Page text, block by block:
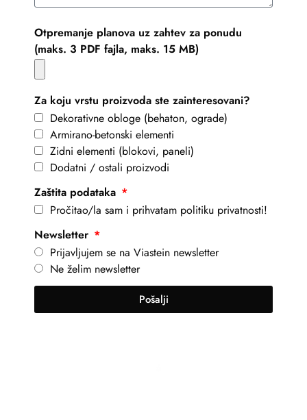
Otpremanje planova uz zahtev za ponudu
(maks. 3 PDF fajla, maks. 15 MB)
Za koju vrstu proizvoda ste zainteresovani?
Dekorativne obloge (behaton, ograde)
Armirano-betonski elementi
Zidni elementi (blokovi, paneli)
Dodatni / ostali proizvodi
Zaštita podataka
Pročitao/la sam i prihvatam politiku privatnosti!
Newsletter
Prijavljujem se na Viastein newsletter
Ne želim newsletter
Pošalji